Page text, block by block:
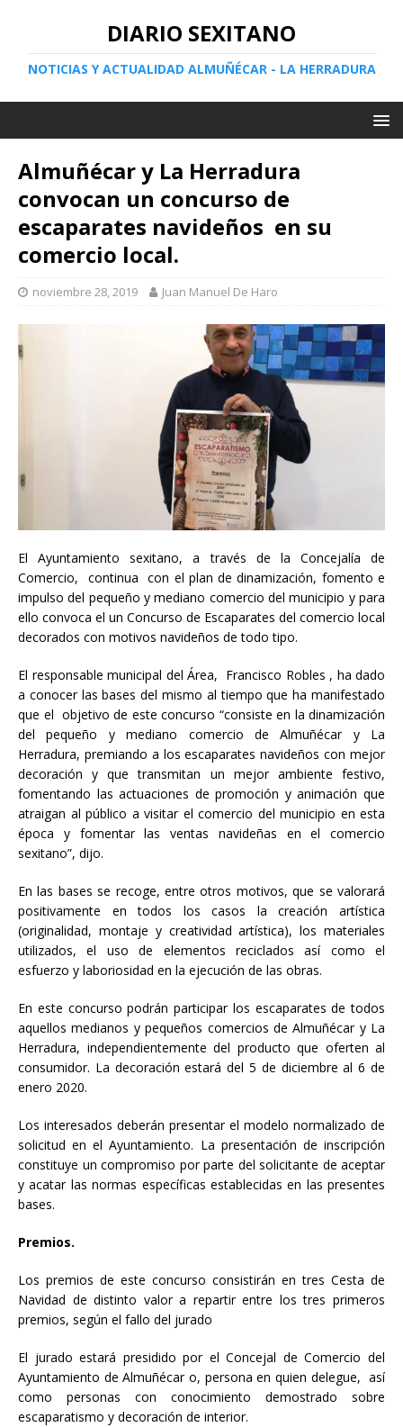
DIARIO SEXITANO
NOTICIAS Y ACTUALIDAD ALMUÑÉCAR - LA HERRADURA
Almuñécar y La Herradura
convocan un concurso de
escaparates navideños en su
comercio local.
noviembre 28, 2019 Juan Manuel De Haro
El Ayuntamiento sexitano, a través de la Concejalía de
Comercio, continua con el plan de dinamización, fomento e
impulso del pequeño y mediano comercio del municipio y para
ello convoca el un Concurso de Escaparates del comercio local
decorados con motivos navideños de todo tipo.
El responsable municipal del Área, Francisco Robles , ha dado
a conocer las bases del mismo al tiempo que ha manifestado
que el objetivo de este concurso “consiste en la dinamización
del pequeño y mediano comercio de Almuñécar y La
Herradura, premiando a los escaparates navideños con mejor
decoración y que transmitan un mejor ambiente festivo,
fomentando las actuaciones de promoción y animación que
atraigan al público a visitar el comercio del municipio en esta
época y fomentar las ventas navideñas en el comercio
sexitano”, dijo.
En las bases se recoge, entre otros motivos, que se valorará
positivamente en todos los casos la creación artística
(originalidad, montaje y creatividad artística), los materiales
utilizados, el uso de elementos reciclados así como el
esfuerzo y laboriosidad en la ejecución de las obras.
En este concurso podrán participar los escaparates de todos
aquellos medianos y pequeños comercios de Almuñécar y La
Herradura, independientemente del producto que oferten al
consumidor. La decoración estará del 5 de diciembre al 6 de
enero 2020.
Los interesados deberán presentar el modelo normalizado de
solicitud en el Ayuntamiento. La presentación de inscripción
constituye un compromiso por parte del solicitante de aceptar
y acatar las normas específicas establecidas en las presentes
bases.
Premios.
Los premios de este concurso consistirán en tres Cesta de
Navidad de distinto valor a repartir entre los tres primeros
premios, según el fallo del jurado
El jurado estará presidido por el Concejal de Comercio del
Ayuntamiento de Almuñécar o, persona en quien delegue, así
como personas con conocimiento demostrado sobre
escaparatismo y decoración de interior.